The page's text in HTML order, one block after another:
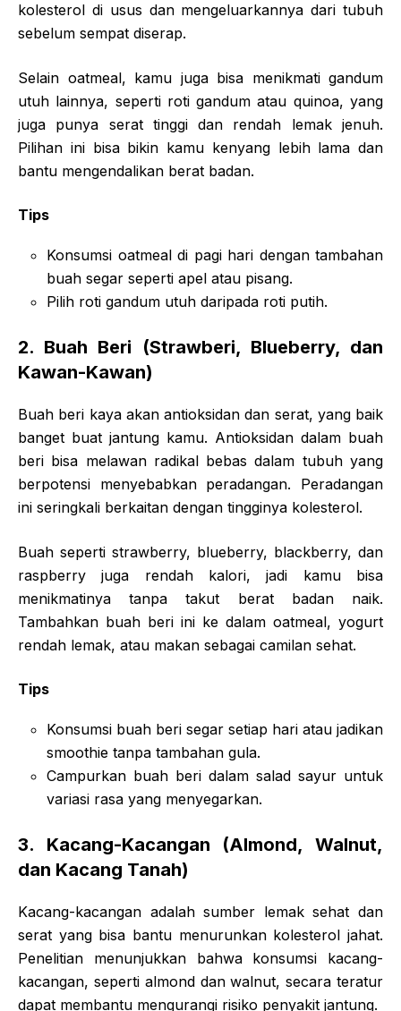
kolesterol di usus dan mengeluarkannya dari tubuh
sebelum sempat diserap.
Selain oatmeal, kamu juga bisa menikmati gandum
utuh lainnya, seperti roti gandum atau quinoa, yang
juga punya serat tinggi dan rendah lemak jenuh.
Pilihan ini bisa bikin kamu kenyang lebih lama dan
bantu mengendalikan berat badan.
Tips
Konsumsi oatmeal di pagi hari dengan tambahan
buah segar seperti apel atau pisang.
Pilih roti gandum utuh daripada roti putih.
2. Buah Beri (Strawberi, Blueberry, dan
Kawan-Kawan)
Buah beri kaya akan antioksidan dan serat, yang baik
banget buat jantung kamu. Antioksidan dalam buah
beri bisa melawan radikal bebas dalam tubuh yang
berpotensi menyebabkan peradangan. Peradangan
ini seringkali berkaitan dengan tingginya kolesterol.
Buah seperti strawberry, blueberry, blackberry, dan
raspberry juga rendah kalori, jadi kamu bisa
menikmatinya tanpa takut berat badan naik.
Tambahkan buah beri ini ke dalam oatmeal, yogurt
rendah lemak, atau makan sebagai camilan sehat.
Tips
Konsumsi buah beri segar setiap hari atau jadikan
smoothie tanpa tambahan gula.
Campurkan buah beri dalam salad sayur untuk
variasi rasa yang menyegarkan.
3. Kacang-Kacangan (Almond, Walnut,
dan Kacang Tanah)
Kacang-kacangan adalah sumber lemak sehat dan
serat yang bisa bantu menurunkan kolesterol jahat.
Penelitian menunjukkan bahwa konsumsi kacang-
kacangan, seperti almond dan walnut, secara teratur
dapat membantu mengurangi risiko penyakit jantung.